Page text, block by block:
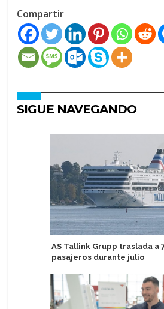
Compartir
SIGUE NAVEGANDO
AS Tallink Grupp traslada a
pasajeros durante julio